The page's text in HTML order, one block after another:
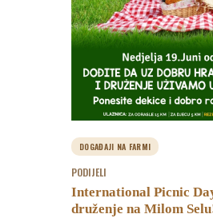
DOGAĐAJI NA FARMI
PODIJELI
International Picnic
druženje na Milom